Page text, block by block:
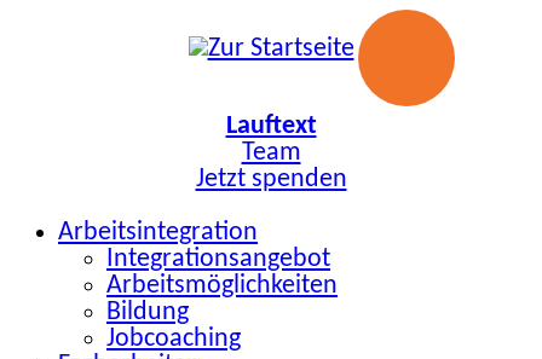
Lauftext
Team
Jetzt spenden
Arbeitsintegration
Integrationsangebot
Arbeitsmöglichkeiten
Bildung
Jobcoaching